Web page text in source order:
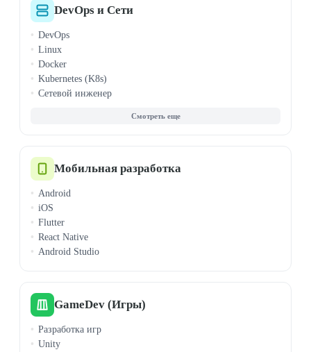
PHP
TypeScript
Ruby
Rust
Scala
Алгоритмы
ООП
DevOps и Сети
DevOps
Linux
Docker
Kubernetes (K8s)
Сетевой инженер
Jenkins
Microsoft Azure
Terraform
VMware
Windows Admin
Мобильная разработка
Android
iOS
Flutter
React Native
Android Studio
GameDev (Игры)
Разработка игр
Unity